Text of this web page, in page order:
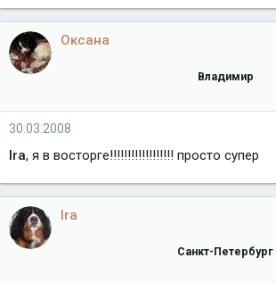
Оксана
Владимир
30.03.2008
Ira, я в восторге!!!!!!!!!!!!!!!!!! просто супер
Ira
Санкт-Петербург